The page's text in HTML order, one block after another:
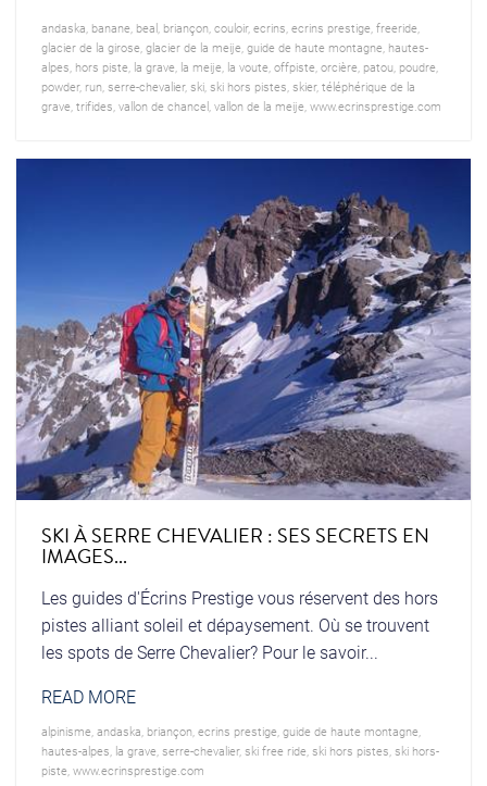
andaska banane, beal, briançon couloir, ecrins ecrins prestige, freeride,
glacier de la girose, glacier de la meije, guide de haute montagne, hautes-
alpes hors piste, la grave, la meije, la voute, offpiste, orcière, patou poudre,
powder, run serre-chevalier, ski, ski hors pistes skier, téléphérique de la
grave, trifides vallon de chancel, vallon de la meije, www.ecrinsprestige.com
SKI À SERRE CHEVALIER : SES SECRETS EN
IMAGES...
Les guides d'Écrins Prestige vous réservent des hors
pistes alliant soleil et dépaysement. Où se trouvent
les spots de Serre Chevalier? Pour le savoir...
READ MORE
alpinisme, andaska, briançon, ecrins prestige, guide de haute montagne,
hautes-alpes, la grave, serre-chevalier, ski free ride, ski hors pistes, ski hors-
piste, www.ecrinsprestige.com